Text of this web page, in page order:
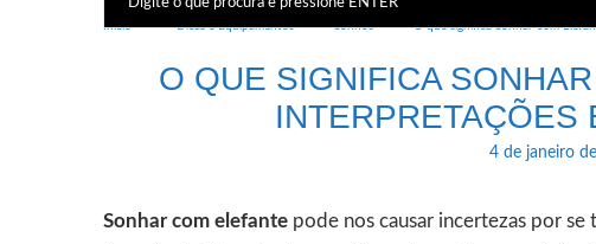
Início Dicas e Equipamentos Sonhos O que significa Sonhar com
O QUE SIGNIFICA
INTERPRETAÇÕES
4 de janeiro
Sonhar com elefante pode nos causar incertezas por